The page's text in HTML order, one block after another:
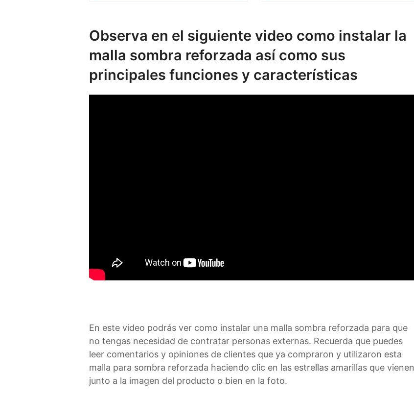
Observa en el siguiente video como instalar la
malla sombra reforzada así como sus
principales funciones y características
En este video podrás ver como instalar una malla sombra reforzada para que
no tengas necesidad de contratar personas externas. Recuerda que puedes
leer comentarios y opiniones de clientes que ya compraron y utilizaron esta
malla para sombra reforzada haciendo clic en las estrellas amarillas que vienen
junto a la imagen del producto o bien en la foto.